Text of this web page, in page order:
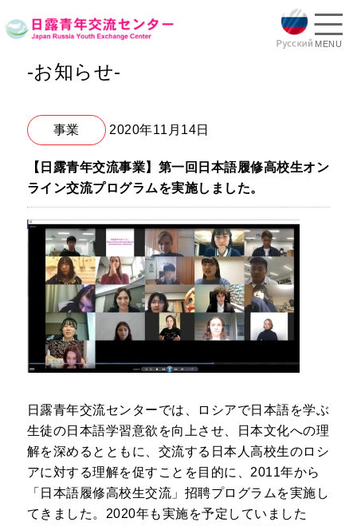
MENU
-お知らせ-
事業 2020年11月14日
【日露青年交流事業】第一回日本語履修高校生オン
ライン交流プログラムを実施しました。
日露青年交流センターでは、ロシアで日本語を学ぶ
生徒の日本語学習意欲を向上させ、日本文化への理
解を深めるとともに、交流する日本人高校生のロシ
アに対する理解を促すことを目的に、2011年から
「日本語履修高校生交流」招聘プログラムを実施し
てきました。2020年も実施を予定していました